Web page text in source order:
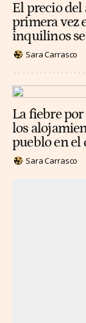
El precio
primera vez
inquilinos
Sara Carrasco
La fiebre
los
pueblo en el
Sara Carrasco